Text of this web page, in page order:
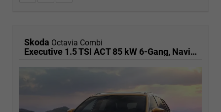
Skoda Octavia Combi
Executive 1.5 TSI ACT 85 kW 6-Gang, Navigationssystem, 17 Zoll Alufelgen, ACC, PDC, Klimaautomatik, Phone Box, Reserverad, Full LED, 4 Jahre Garantie,